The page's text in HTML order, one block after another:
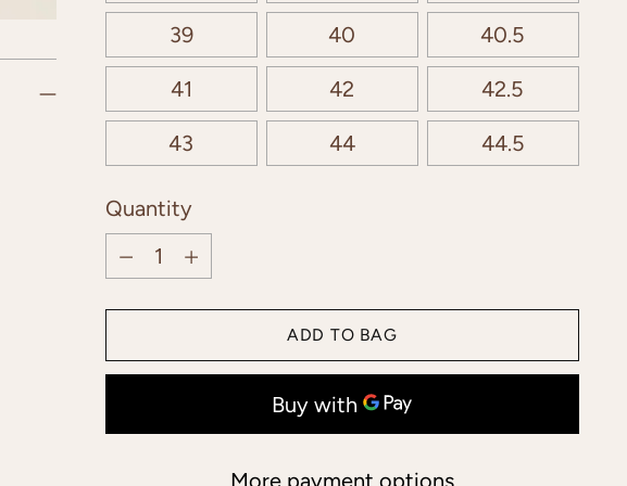
39 40 40.5
41 42 42.5
43 44 44.5
Quantity
Quantity
ADD TO BAG
More payment options